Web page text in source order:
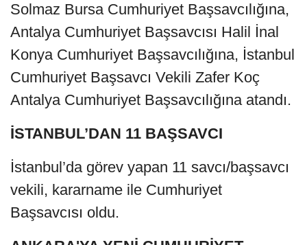
Solmaz Bursa Cumhuriyet Başsavcılığına,
Antalya Cumhuriyet Başsavcısı Halil İnal
Konya Cumhuriyet Başsavcılığına, İstanbul
Cumhuriyet Başsavcı Vekili Zafer Koç
Antalya Cumhuriyet Başsavcılığına atandı.
İSTANBUL’DAN 11 BAŞSAVCI
İstanbul’da görev yapan 11 savcı/başsavcı
vekili, kararname ile Cumhuriyet
Başsavcısı oldu.